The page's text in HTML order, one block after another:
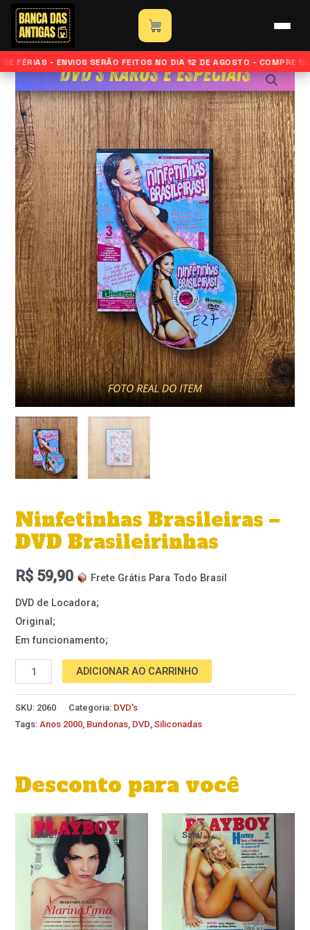
para
conteúdo
FÉRIAS - ENVIOS SERÃO FEITOS NO DIA 12 DE AGOSTO - COMPRE
Início»Loja Ninfetinhas Brasileiras – DVD Brasileirinhas
Ninfetinhas Brasileiras –
DVD Brasileirinhas
R$ 59,90
Frete Grátis Para Todo Brasil
DVD de Locadora;
Original;
Em funcionamento;
Ninfetinhas
Brasileiras
-
DVD
Brasileirinhas
quantidade
ADICIONAR AO CARRINHO
SKU: 2060 Categoria: DVD's
Tags: Anos 2000 Bundonas DVD ,Siliconadas
Desconto para você
Sale!
Sale!
O
preço
original
era:
R$ 39,90.
O
preço
atual
é:
R$ 29,90.
Sale!
Sale!
DVD
Brasileirinhas
quantidade